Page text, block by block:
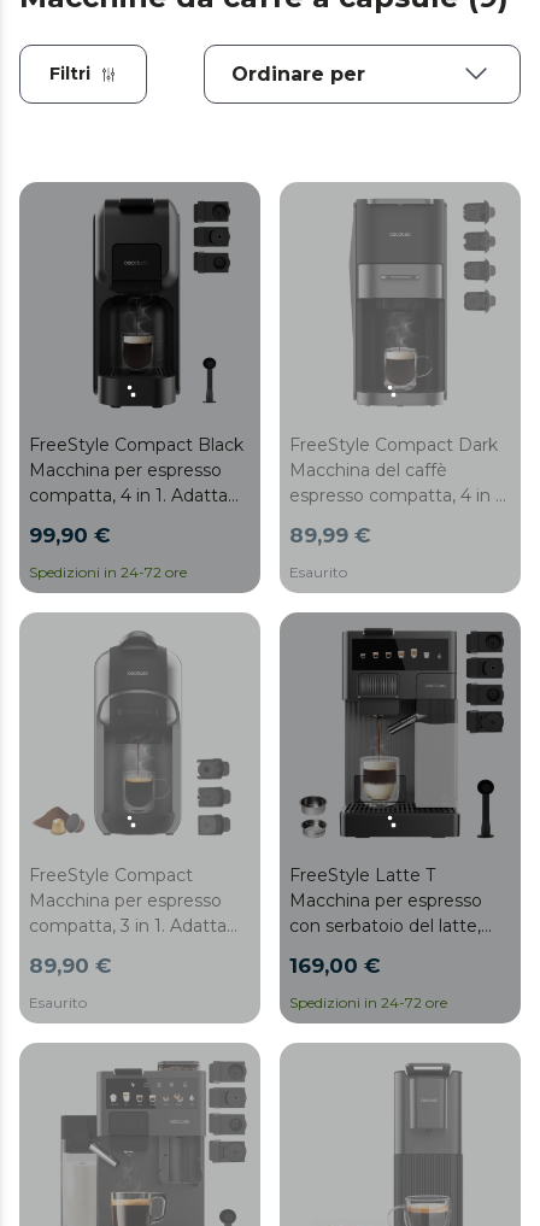
Filtri
FreeStyle Compact Black
Macchina per espresso
compatta, 4 in 1. Adatta
capule.
99,90 €
Spedizioni in 24-72 ore
FreeStyle Compact Dark
Macchina del caffè
espresso compatta, 4 in 1.
macinato, Dolce Gusto,
Nespresso e Senseo.
89,99 €
Esaurito
FreeStyle Compact
Macchina per espresso
compatta, 3 in 1. Adatta
Gusto e Nespresso.
89,90 €
Esaurito
FreeStyle Latte T
Macchina per espresso
con serbatoio del latte,
per caffè macinato, Dolce
Gusto, Nespresso e K-fee.
169,00 €
Spedizioni in 24-72 ore